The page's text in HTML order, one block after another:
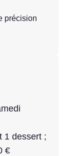
précision
1 dessert ;
€